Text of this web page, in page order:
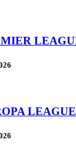
LEAGUE